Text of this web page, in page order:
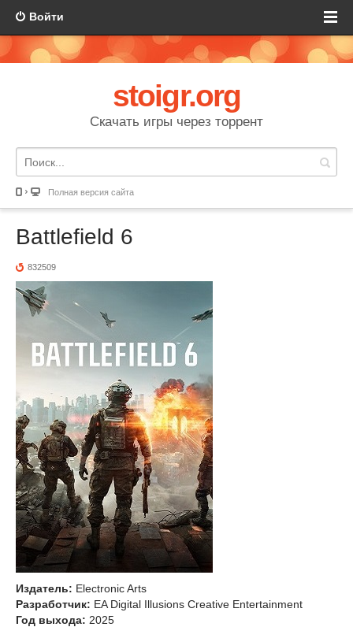
Войти
stoigr.org
Скачать игры через торрент
Полная версия сайта
Battlefield 6
832509
Издатель: Electronic Arts
Разработчик: EA Digital Illusions Creative Entertainment
Год выхода: 2025